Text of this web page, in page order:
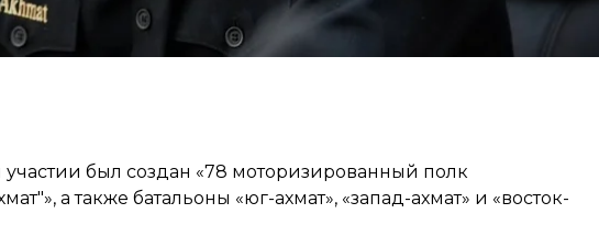
был создан «78 моторизированный полк
а также батальоны «юг-ахмат», «запад-ахмат» и «восток-